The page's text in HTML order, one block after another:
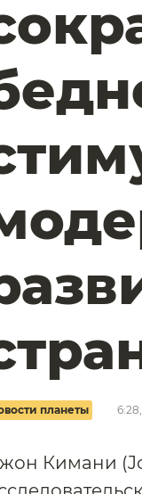
планеты
Кимани